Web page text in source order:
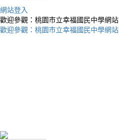
網站登入
歡迎參觀：桃園市立幸福國民中學網站
歡迎參觀：桃園市立幸福國民中學網站